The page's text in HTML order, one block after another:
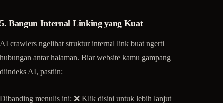
5. Bangun Internal Linking yang Kuat
AI crawlers ngelihat struktur internal link buat ngerti
hubungan antar halaman. Biar website kamu gampang
diindeks AI, pastiin:
Dibanding menulis ini: ❌ Klik disini untuk lebih lanjut